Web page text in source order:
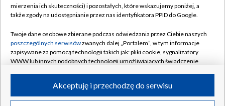
Naziemna Telewizja Cyfrowa
Rada Programowa
System NOS
Informacje o nadawcy
Program dla prasy
Pomoc
Kontakt
Kanały
©2026 Telewizja Polska S.A. w likwidacji
mierzenia ich skuteczności) i pozostałych, które wskazujemy poniżej, a
także zgody na udostępnianie przez nas identyfikatora PPID do Google.
Twoje dane osobowe zbierane podczas odwiedzania przez Ciebie naszych
poszczególnych serwisówzwanych dalej „Portalem”, w tym informacje
zapisywane za pomocą technologii takich jak: pliki cookie, sygnalizatory
WWW lub innych podobnych technologii umożliwiających świadczenie
ruchu w Internecie.Akceptuję i przechodzę do serwisu